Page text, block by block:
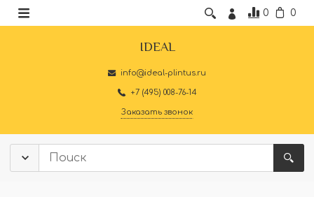
0 0
IDEAL
info@ideal-plintus.ru
+7 (495) 008-76-14
Заказать звонок